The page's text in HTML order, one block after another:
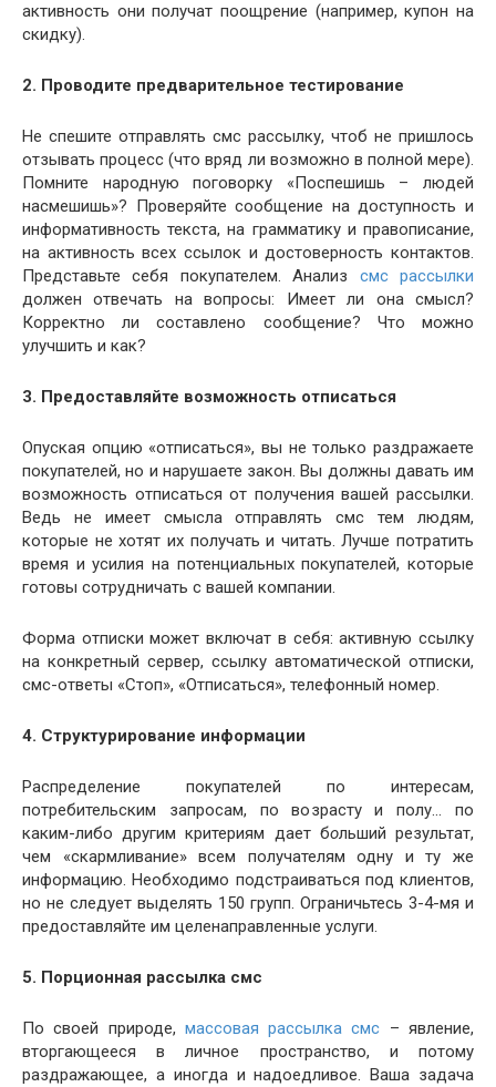
активность они получат поощрение (например, купон на
скидку).
2. Проводите предварительное тестирование
Не спешите отправлять смс рассылку, чтоб не пришлось
отзывать процесс (что вряд ли возможно в полной мере).
Помните народную поговорку «Поспешишь – людей
насмешишь»? Проверяйте сообщение на доступность и
информативность текста, на грамматику и правописание,
на активность всех ссылок и достоверность контактов.
Представьте себя покупателем. Анализ смс рассылки
должен отвечать на вопросы: Имеет ли она смысл?
Корректно ли составлено сообщение? Что можно
улучшить и как?
3. Предоставляйте возможность отписаться
Опуская опцию «отписаться», вы не только раздражаете
покупателей, но и нарушаете закон. Вы должны давать им
возможность отписаться от получения вашей рассылки.
Ведь не имеет смысла отправлять смс тем людям,
которые не хотят их получать и читать. Лучше потратить
время и усилия на потенциальных покупателей, которые
готовы сотрудничать с вашей компании.
Форма отписки может включат в себя: активную ссылку
на конкретный сервер, ссылку автоматической отписки,
смс-ответы «Стоп», «Отписаться», телефонный номер.
4. Структурирование информации
Распределение покупателей по интересам,
потребительским запросам, по возрасту и полу… по
каким-либо другим критериям дает больший результат,
чем «скармливание» всем получателям одну и ту же
информацию. Необходимо подстраиваться под клиентов,
но не следует выделять 150 групп. Ограничьтесь 3-4-мя и
предоставляйте им целенаправленные услуги.
5. Порционная рассылка смс
По своей природе, массовая рассылка смс – явление,
вторгающееся в личное пространство, и потому
раздражающее, а иногда и надоедливое. Ваша задача